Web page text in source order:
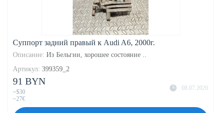
Суппорт задний правый к Audi A6, 2000г.
Описание: Из Бельгии, хорошее состояние ..
Артикул: 399359_2
08.07.2026
91 BYN
~$30
~27€